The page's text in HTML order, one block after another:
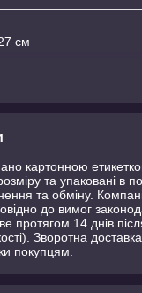
см
картонною
та упаковані в
та обміну.
до вимог
протягом 14 днів
Зворотна
покупцям.